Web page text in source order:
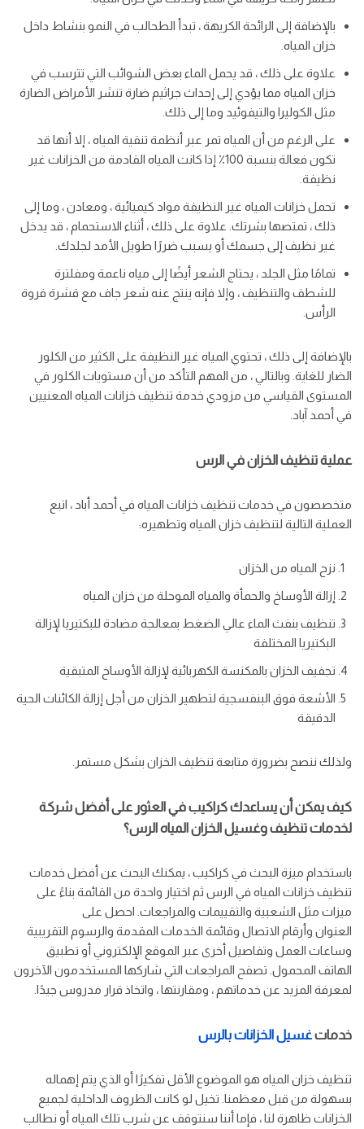
بالإضافة إلى الرائحة الكريهة ، تبدأ الطحالب في النمو بنشاط داخل
خزان المياه.
علاوة على ذلك ، قد يحمل الماء بعض الشوائب التي تترسب في
خزان المياه مما يؤدي إلى إحداث جراثيم ضارة تنشر الأمراض الضارة
مثل الكوليرا والتيفوئيد وما إلى ذلك.
على الرغم من أن المياه تمر عبر أنظمة تنقية المياه ، إلا أنها قد
تكون فعالة بنسبة 100٪ إذا كانت المياه القادمة من الخزانات غير
نظيفة.
تحمل خزانات المياه غير النظيفة مواد كيميائية ، ومعادن ، وما إلى
ذلك ، تمتصها بشرتك. علاوة على ذلك ، أثناء الاستحمام ، قد يدخل
غير نظيف إلى جسمك أو يسبب ضررًا طويل الأمد لجلدك.
تمامًا مثل الجلد ، يحتاج الشعر أيضًا إلى مياه ناعمة ومفلترة
للشطف والتنظيف ، وإلا فإنه ينتج عنه شعر جاف مع قشرة فروة
الرأس.
بالإضافة إلى ذلك ، تحتوي المياه غير النظيفة على الكثير من الكلور
الضار للغاية. وبالتالي ، من المهم التأكد من أن مستويات الكلور في
المستوى القياسي من مزودي خدمة تنظيف خزانات المياه المعنيين
في أحمد آباد.
عملية تنظيف الخزان في الرس
متخصصون في خدمات تنظيف خزانات المياه في أحمد أباد ، اتبع
العملية التالية لتنظيف خزان المياه وتطهيره:
نزح المياه من الخزان
إزالة الأوساخ والحمأة والمياه الموحلة من خزان المياه
تنظيف بنفث الماء عالي الضغط بمعالجة مضادة للبكتيريا لإزالة
البكتيريا المختلفة
تجفيف الخزان بالمكنسة الكهربائية لإزالة الأوساخ المتبقية
الأشعة فوق البنفسجية لتطهير الخزان من أجل إزالة الكائنات الحية
الدقيقة
ولذلك ننصح بضرورة متابعة تنظيف الخزان بشكل مستمر.
كيف يمكن أن يساعدك كراكيب في العثور على أفضل شركة
لخدمات تنظيف وغسيل الخزان المياه الرس؟
باستخدام ميزة البحث في كراكيب ، يمكنك البحث عن أفضل خدمات
تنظيف خزانات المياه في الرس ثم اختيار واحدة من القائمة بناءً على
ميزات مثل الشعبية والتقييمات والمراجعات. احصل على
العنوان وأرقام الاتصال وقائمة الخدمات المقدمة والرسوم التقريبية
وساعات العمل وتفاصيل أخرى عبر الموقع الإلكتروني أو تطبيق
الهاتف المحمول. تصفح المراجعات التي شاركها المستخدمون الآخرون
لمعرفة المزيد عن خدماتهم ، ومقارنتها ، واتخاذ قرار مدروس جيدًا.
خدماتغسيل الخزانات بالرس
تنظيف خزان المياه هو الموضوع الأقل تفكيرًا أو الذي يتم إهماله
بسهولة من قبل معظمنا. تخيل لو كانت الظروف الداخلية لجميع
الخزانات ظاهرة لنا ، فإما أننا سنتوقف عن شرب تلك المياه أو نطالب